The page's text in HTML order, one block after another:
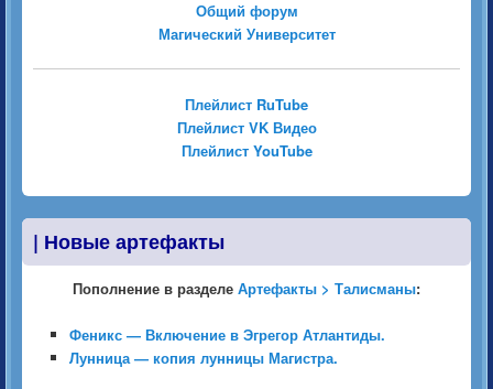
Общий форум
Магический Университет
Плейлист RuTube
Плейлист VK Видео
Плейлист YouTube
| Новые артефакты
Пополнение в разделе Артефакты > Талисманы:
Феникс — Включение в Эгрегор Атлантиды.
Лунница — копия лунницы Магистра.